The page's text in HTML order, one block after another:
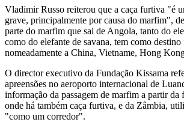
Vladimir Russo reiterou que a caça furtiva "é
grave, principalmente por causa do marfim",
parte do marfim que sai de Angola, tanto do
como do elefante de savana, tem como
nomeadamente a China, Vietname, Hong
O director executivo da Fundação Kissama
apreensões no aeroporto internacional de
informação da passagem de marfim a partir
onde há também caça furtiva, e da Zâmbia,
"como um corredor".